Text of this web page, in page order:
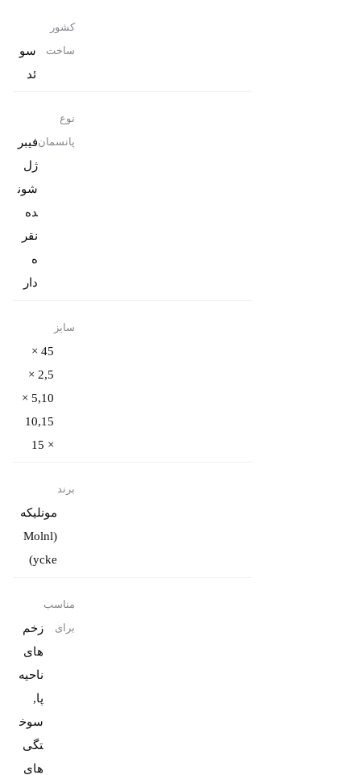
کشور
ساخت
سو
ئد
نوع
پانسمانفیبر
ژل
شون
ده
نقر
ه
دار
سایز
45 ×
2,5 ×
5,10 ×
10,15
× 15
برند
مونلیکه
(Molnl
ycke)
مناسب
برای
زخم
های
ناحیه
پا,
سوخ
تگی
های